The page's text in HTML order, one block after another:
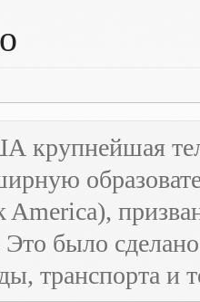
крупнейшая
America),
Это было
транспорта и